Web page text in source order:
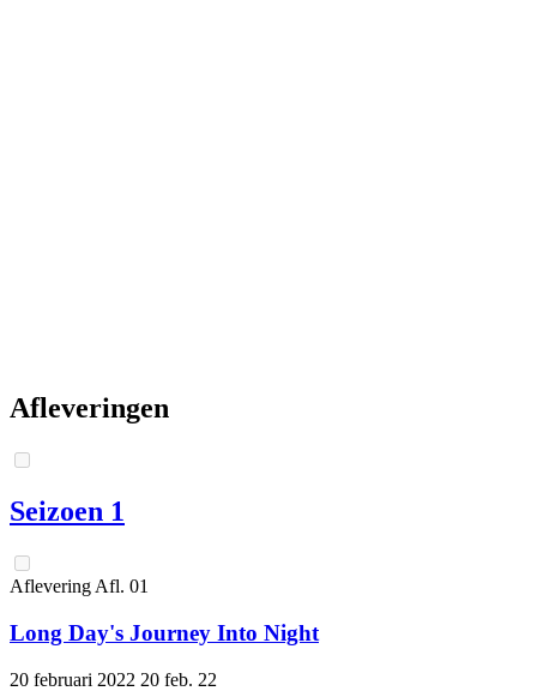
Afleveringen
Seizoen 1
Aflevering Afl. 01
Long Day's Journey Into Night
20 februari 2022 20 feb. 22